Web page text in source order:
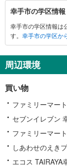
幸
手
市
に
す
る
報
幸手市の学区情報
幸手市の学区情報は
す。 幸手市の学区か
周辺環境
買い物
ファミリーマー
セブンイレブン
ファミリーマー
しあわせのえき
エコス